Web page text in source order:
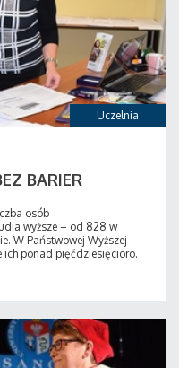
Uczelnia
BARIER
osób
wyższe – od 828 w
W Państwowej Wyższej
ich ponad pięćdziesięcioro.